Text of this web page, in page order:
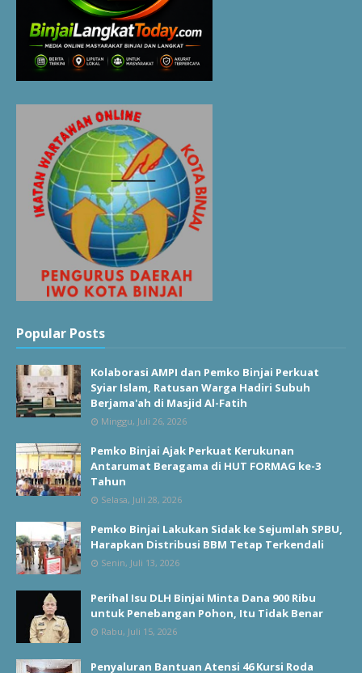
Popular Posts
Kolaborasi AMPI dan Pemko Binjai Perkuat
Syiar Islam, Ratusan Warga Hadiri Subuh
Berjama'ah di Masjid Al-Fatih
Minggu, Juli 26, 2026
Pemko Binjai Ajak Perkuat Kerukunan
Antarumat Beragama di HUT FORMAG ke-3
Tahun
Selasa, Juli 28, 2026
Pemko Binjai Lakukan Sidak ke Sejumlah SPBU,
Harapkan Distribusi BBM Tetap Terkendali
Senin, Juli 13, 2026
Perihal Isu DLH Binjai Minta Dana 900 Ribu
untuk Penebangan Pohon, Itu Tidak Benar
Rabu, Juli 15, 2026
Penyaluran Bantuan Atensi 46 Kursi Roda